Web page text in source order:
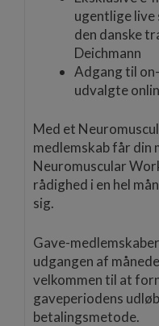
ugentlige
den danske
Deichmann
Adgang til
udvalgte
Med et
medlemskab får din
Neuromuscular
rådighed i en hel
sig.
Gave-
udgangen af
velkommen til at
gaveperiodens
betalingsmetode.